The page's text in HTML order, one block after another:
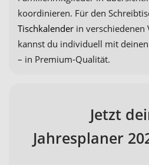
koordinieren. Für den
Tischkalender in verschiedenen
kannst du individuell mit
– in Premium-Qualität.
Jetzt
Jahresplaner